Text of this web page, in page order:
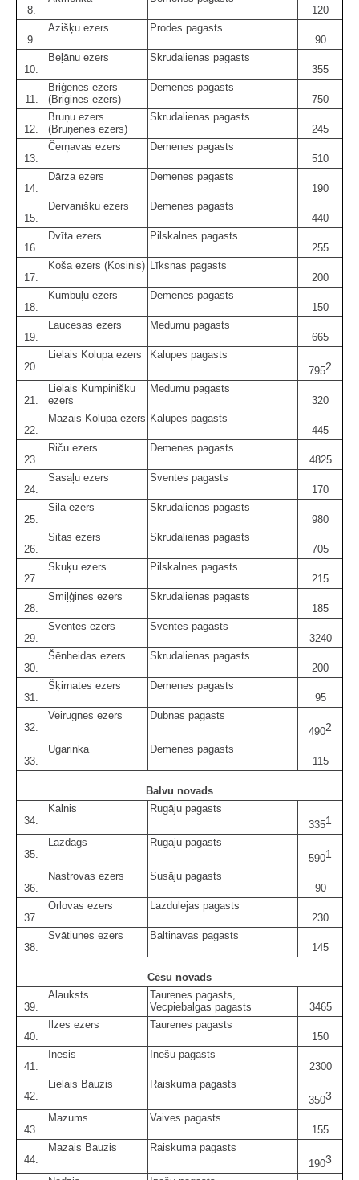
8.
120
9.
Āzišķu ezers
Prodes pagasts
90
10.
Beļānu ezers
Skrudalienas pagasts
355
11.
Briģenes ezers
(Briģines ezers)
Demenes pagasts
750
12.
Bruņu ezers
(Bruņenes ezers)
Skrudalienas pagasts
245
13.
Čerņavas ezers
Demenes pagasts
510
14.
Dārza ezers
Demenes pagasts
190
15.
Dervanišku ezers
Demenes pagasts
440
16.
Dvīta ezers
Pilskalnes pagasts
255
17.
Koša ezers (Kosinis) Līksnas pagasts
200
18.
Kumbuļu ezers
Demenes pagasts
150
19.
Laucesas ezers
Medumu pagasts
665
20.
Lielais Kolupa ezers
Kalupes pagasts
7952
21.
Lielais Kumpinišku
ezers
Medumu pagasts
320
22.
Mazais Kolupa ezers Kalupes pagasts
445
23.
Riču ezers
Demenes pagasts
4825
24.
Sasaļu ezers
Sventes pagasts
170
25.
Sila ezers
Skrudalienas pagasts
980
26.
Sitas ezers
Skrudalienas pagasts
705
27.
Skuķu ezers
Pilskalnes pagasts
215
28.
Smiļģines ezers
Skrudalienas pagasts
185
29.
Sventes ezers
Sventes pagasts
3240
30.
Šēnheidas ezers
Skrudalienas pagasts
200
31.
Šķirnates ezers
Demenes pagasts
95
32.
Veirūgnes ezers
Dubnas pagasts
4902
33.
Ugarinka
Demenes pagasts
115
Balvu novads
34.
Kalnis
Rugāju pagasts
3351
35.
Lazdags
Rugāju pagasts
5901
36.
Nastrovas ezers
Susāju pagasts
90
37.
Orlovas ezers
Lazdulejas pagasts
230
38.
Svātiunes ezers
Baltinavas pagasts
145
Cēsu novads
39.
Alauksts
Taurenes pagasts,
Vecpiebalgas pagasts
3465
40.
Ilzes ezers
Taurenes pagasts
150
41.
Inesis
Inešu pagasts
2300
42.
Lielais Bauzis
Raiskuma pagasts
3503
43.
Mazums
Vaives pagasts
155
44.
Mazais Bauzis
Raiskuma pagasts
1903